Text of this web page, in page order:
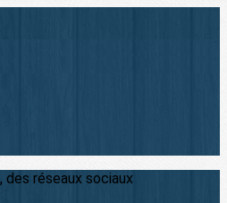
des réseaux sociaux